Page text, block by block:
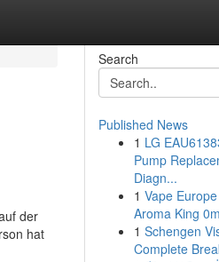
der
hat
Search
Published News
1 LG
Pump
Diagn...
1 Vape
Aroma King
1 Schengen
Complete